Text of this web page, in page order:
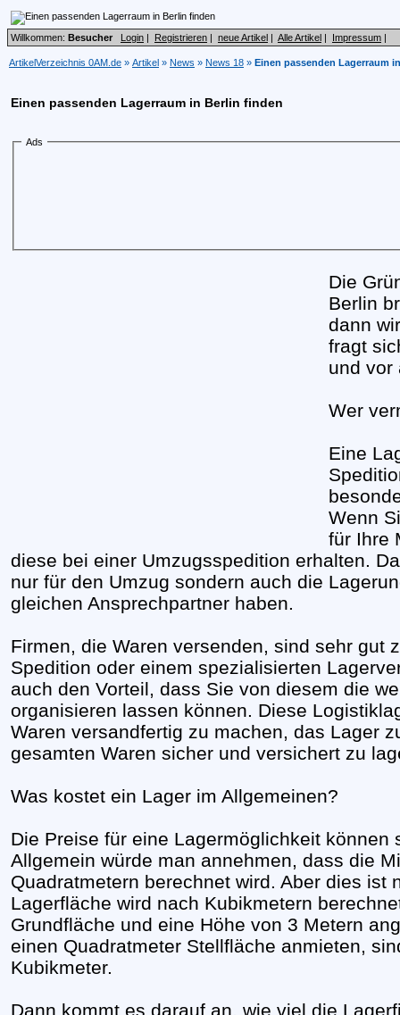
Willkommen: Besucher Login | Registrieren | neue Artikel | Alle Artikel | Impressum |
ArtikelVerzeichnis 0AM.de » Artikel » News » News 18 » Einen passenden Lagerraum
Einen passenden Lagerraum in Berlin finden
Ads
Die
Berlin
dann
fragt
und vor
Wer
Eine
Wenn
für Ihre
diese bei einer Umzugsspedition erhalten.
nur für den Umzug sondern auch die
gleichen Ansprechpartner haben.
Firmen, die Waren versenden, sind sehr gut
Spedition oder einem spezialisierten
auch den Vorteil, dass Sie von diesem die
organisieren lassen können. Diese
Waren versandfertig zu machen, das Lager
gesamten Waren sicher und versichert zu
Was kostet ein Lager im Allgemeinen?
Die Preise für eine Lagermöglichkeit können
Allgemein würde man annehmen, dass die
Quadratmetern berechnet wird. Aber dies ist
Lagerfläche wird nach Kubikmetern
Grundfläche und eine Höhe von 3 Metern
einen Quadratmeter Stellfläche anmieten,
Kubikmeter.
Dann kommt es darauf an, wie viel die